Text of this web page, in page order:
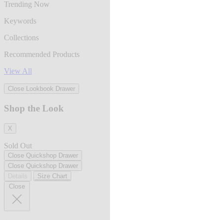
Trending Now
Keywords
Collections
Recommended Products
View All
Close Lookbook Drawer
Shop the Look
X
Sold Out
Close Quickshop Drawer
Close Quickshop Drawer
Size Chart
Close